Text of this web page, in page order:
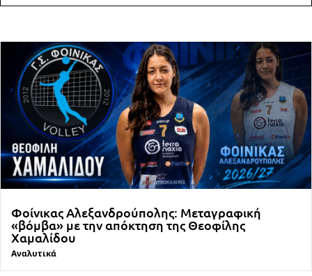
Φοίνικας Αλεξανδρούπολης: Μεταγραφική
«βόμβα» με την απόκτηση της Θεοφίλης
Χαμαλίδου
Αναλυτικά